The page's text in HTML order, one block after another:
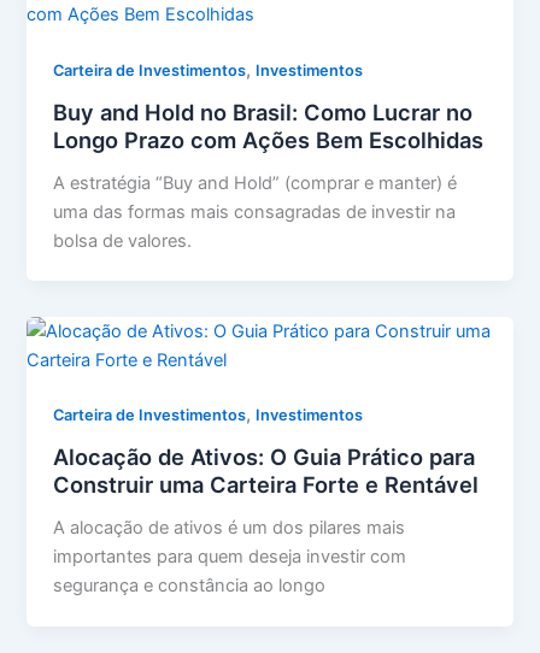
Carteira de Investimentos, Investimentos
Buy and Hold no Brasil: Como Lucrar no
Longo Prazo com Ações Bem Escolhidas
A estratégia “Buy and Hold” (comprar e manter) é
uma das formas mais consagradas de investir na
bolsa de valores.
Carteira de Investimentos, Investimentos
Alocação de Ativos: O Guia Prático para
Construir uma Carteira Forte e Rentável
A alocação de ativos é um dos pilares mais
importantes para quem deseja investir com
segurança e constância ao longo